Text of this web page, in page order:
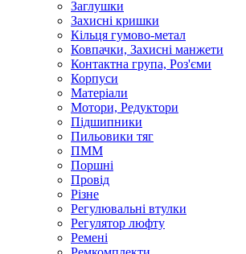
Заглушки
Захисні кришки
Кільця гумово-метал
Ковпачки, Захисні манжети
Контактна група, Роз'єми
Корпуси
Матеріали
Мотори, Редуктори
Підшипники
Пильовики тяг
ПММ
Поршні
Провід
Різне
Регулювальні втулки
Регулятор люфту
Ремені